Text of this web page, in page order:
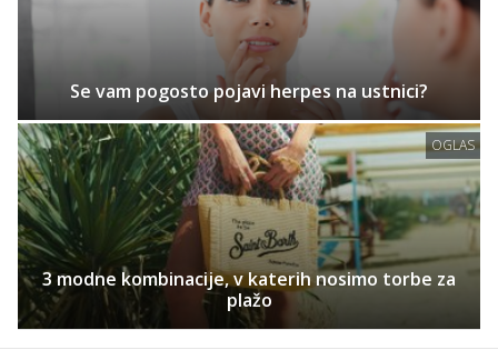
Se vam pogosto pojavi herpes na ustnici?
OGLAS
3 modne kombinacije, v katerih nosimo torbe za
plažo